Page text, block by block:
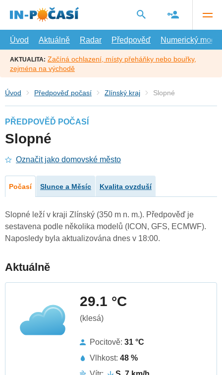
hlavní
Úvod
Aktuálně Radar Předpověď Numerický model
AKTUALITA: Začíná ochlazení, místy přeháňky nebo bouřky,
zejména na východě
Úvod Předpověď počasí Zlínský kraj Slopné
PŘEDPOVĚĎ POČASÍ
Slopné
Označit jako domovské město
Počasí Slunce a Měsíc Kvalita ovzduší
Slopné leží v kraji Zlínský (350 m n. m.). Předpověď je
sestavena podle několika modelů (ICON, GFS, ECMWF).
Naposledy byla aktualizována dnes v 18:00.
Aktuálně
29.1 °C
(klesá)
Pocitově: 31 °C
Vlhkost: 48 %